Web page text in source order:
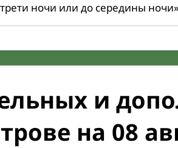
ночи или до середины
и
на 08